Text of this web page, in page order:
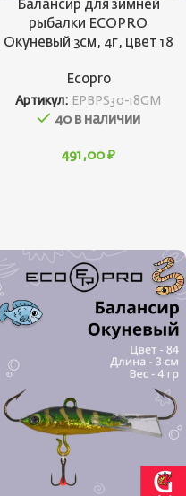
Балансир для зимней
рыбалки ECOPRO
Окуневый 3см, 4г, цвет 18
Ecopro
Артикул: EPBPS30-18GM
40 в наличии
491,00 ₽